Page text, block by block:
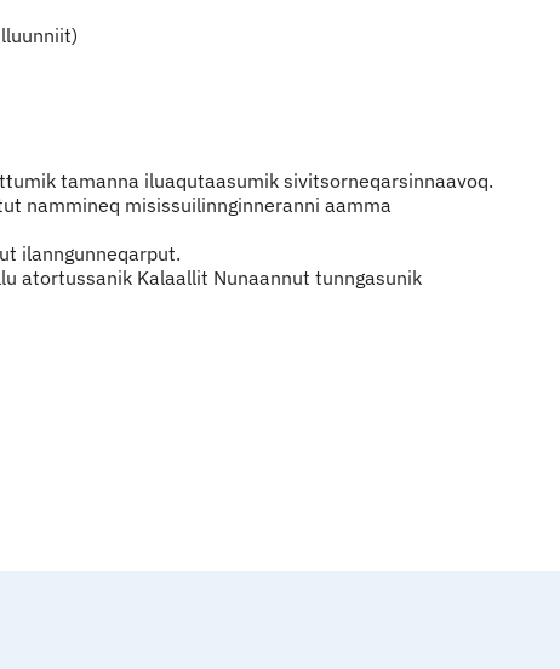
tamanna iluaqutaasumik sivitsorneqarsinnaavoq.
nammineq misissuilinnginneranni aamma
ilanngunneqarput.
atortussanik Kalaallit Nunaannut tunngasunik